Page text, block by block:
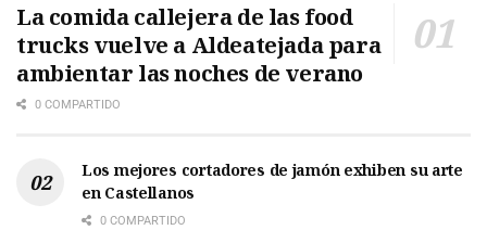
La comida callejera de las food
trucks vuelve a Aldeatejada para
ambientar las noches de verano
0 COMPARTIDO
Los mejores cortadores de jamón exhiben su arte
en Castellanos
0 COMPARTIDO